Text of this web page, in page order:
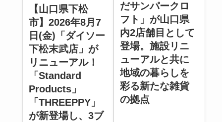
【山口県下松
市】2026年8月7
日(金)「ダイソー
下松末武店」が
リニューアル！
「Standard
Products」
「THREEPPY」
が新登場し、3ブ
だサンパークロ
フト」が山口県
内2店舗目として
登場。施設リニ
ューアルと共に
地域の暮らしを
彩る新たな雑貨
の拠点